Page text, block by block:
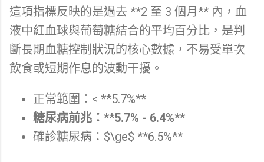
這項指標反映的是過去 **2 至 3 個月** 內，血
液中紅血球與葡萄糖結合的平均百分比，是判
斷長期血糖控制狀況的核心數據，不易受單次
飲食或短期作息的波動干擾。
正常範圍：< **5.7%**
糖尿病前兆：**5.7% - 6.4%**
確診糖尿病：$\ge$ **6.5%**